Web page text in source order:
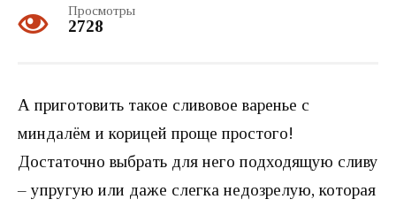
Просмотры
2728
А приготовить такое сливовое варенье с
миндалём и корицей проще простого!
Достаточно выбрать для него подходящую сливу
– упругую или даже слегка недозрелую, которая